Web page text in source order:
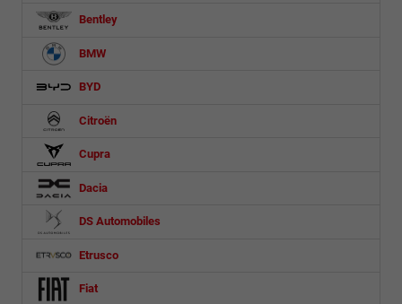
Bentley
BMW
BYD
Citroën
Cupra
Dacia
DS Automobiles
Etrusco
Fiat